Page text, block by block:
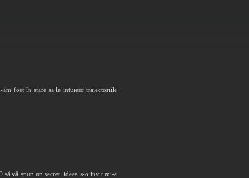
fost în stare să le intuiesc traiectoriile
vă spun un secret: ideea s-o invit mi-a